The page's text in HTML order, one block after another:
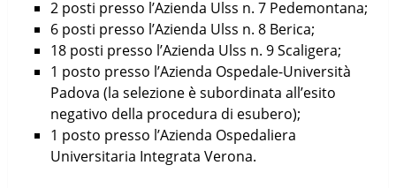
2 posti presso l’Azienda Ulss n. 7 Pedemontana;
6 posti presso l’Azienda Ulss n. 8 Berica;
18 posti presso l’Azienda Ulss n. 9 Scaligera;
1 posto presso l’Azienda Ospedale-Università
Padova (la selezione è subordinata all’esito
negativo della procedura di esubero);
1 posto presso l’Azienda Ospedaliera
Universitaria Integrata Verona.